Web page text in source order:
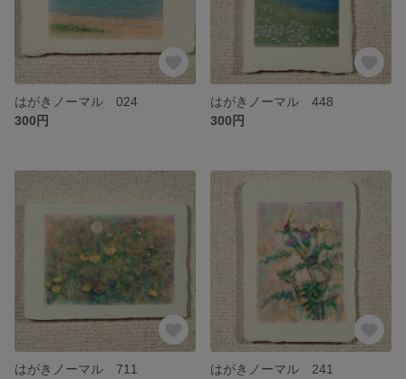
はがきノーマル 024
300円
はがきノーマル 448
300円
はがきノーマル 711
はがきノーマル 241